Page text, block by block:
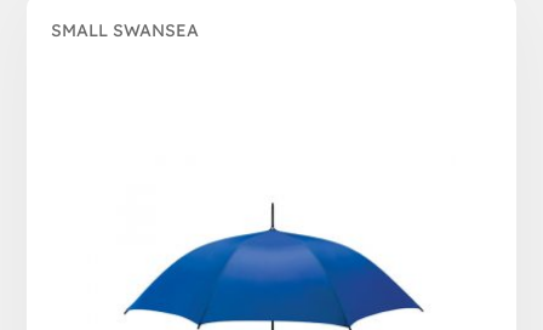
SMALL SWANSEA